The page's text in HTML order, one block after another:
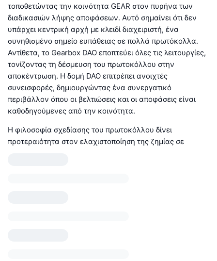
τοποθετώντας την κοινότητα GEAR στον πυρήνα των
διαδικασιών λήψης αποφάσεων. Αυτό σημαίνει ότι δεν
υπάρχει κεντρική αρχή με κλειδί διαχειριστή, ένα
συνηθισμένο σημείο ευπάθειας σε πολλά πρωτόκολλα.
Αντίθετα, το Gearbox DAO εποπτεύει όλες τις λειτουργίες,
τονίζοντας τη δέσμευση του πρωτοκόλλου στην
αποκέντρωση. Η δομή DAO επιτρέπει ανοιχτές
συνεισφορές, δημιουργώντας ένα συνεργατικό
περιβάλλον όπου οι βελτιώσεις και οι αποφάσεις είναι
καθοδηγούμενες από την κοινότητα.
Η φιλοσοφία σχεδίασης του πρωτοκόλλου δίνει
προτεραιότητα στον ελαχιστοποίηση της ζημίας σε